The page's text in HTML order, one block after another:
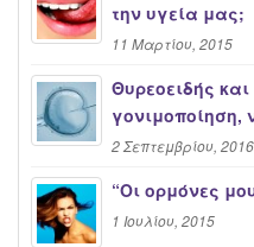
την υγεία μας;
11 Μαρτίου, 2015
Θυρεοειδής
γονιμοποίηση,
2 Σεπτεμβρίου, 2016
“Oι ορμόνες
1 Ιουλίου, 2015